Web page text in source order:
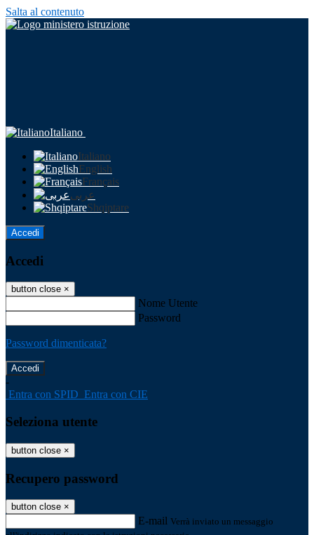
Salta al contenuto
Italiano
Italiano
English
Français
عربى
Shqiptare
Accedi
Accedi
button close ×
Nome Utente
Password
Password dimenticata?
-
Entra con SPID Entra con CIE
Seleziona utente
button close ×
Recupero password
button close ×
E-mail Verrà inviato un messaggio